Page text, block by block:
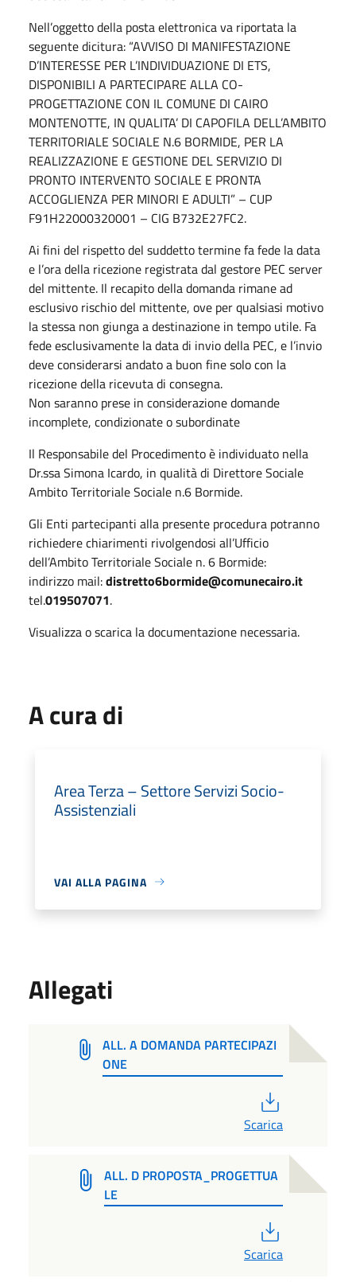
Nell’oggetto della posta elettronica va riportata la
seguente dicitura: “AVVISO DI MANIFESTAZIONE
D’INTERESSE PER L’INDIVIDUAZIONE DI ETS,
DISPONIBILI A PARTECIPARE ALLA CO-
PROGETTAZIONE CON IL COMUNE DI CAIRO
MONTENOTTE, IN QUALITA’ DI CAPOFILA DELL’AMBITO
TERRITORIALE SOCIALE N.6 BORMIDE, PER LA
REALIZZAZIONE E GESTIONE DEL SERVIZIO DI
PRONTO INTERVENTO SOCIALE E PRONTA
ACCOGLIENZA PER MINORI E ADULTI” – CUP
F91H22000320001 – CIG B732E27FC2.
Ai fini del rispetto del suddetto termine fa fede la data
e l’ora della ricezione registrata dal gestore PEC server
del mittente. Il recapito della domanda rimane ad
esclusivo rischio del mittente, ove per qualsiasi motivo
la stessa non giunga a destinazione in tempo utile. Fa
fede esclusivamente la data di invio della PEC, e l’invio
deve considerarsi andato a buon fine solo con la
ricezione della ricevuta di consegna.
Non saranno prese in considerazione domande
incomplete, condizionate o subordinate
Il Responsabile del Procedimento è individuato nella
Dr.ssa Simona Icardo, in qualità di Direttore Sociale
Ambito Territoriale Sociale n.6 Bormide.
Gli Enti partecipanti alla presente procedura potranno
richiedere chiarimenti rivolgendosi all’Ufficio
dell’Ambito Territoriale Sociale n. 6 Bormide:
indirizzo mail:distretto6bormide@comunecairo.it
tel.019507071.
Visualizza o scarica la documentazione necessaria.
A cura di
Area Terza – Settore Servizi Socio-
Assistenziali
VAI ALLA PAGINA
Allegati
ALL. A DOMANDA PARTECIPAZI
ONE
Scarica
ALL. D PROPOSTA_PROGETTUA
LE
Scarica